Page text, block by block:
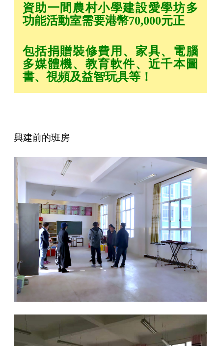
資助一間農村小學建設愛學坊多
功能活動室需要港幣70,000元正
包括捐贈裝修費用、家具、電腦
多媒體機、教育軟件、近千本圖
書、視頻及益智玩具等！
興建前的班房